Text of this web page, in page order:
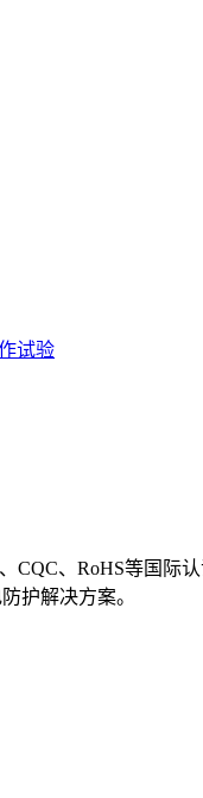
试验
CQC、RoHS等国际
护解决方案。